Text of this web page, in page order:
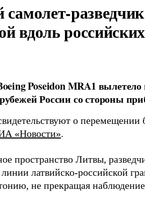
вдоль
Poseidon MRA1
России со стороны
о перемещении
«Новости».
пространство Литвы,
линии латвийско-российской
не прекращая